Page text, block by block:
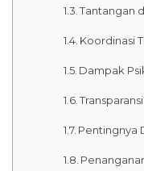
Tantangan
Koordinasi
Dampak
Pentingnya